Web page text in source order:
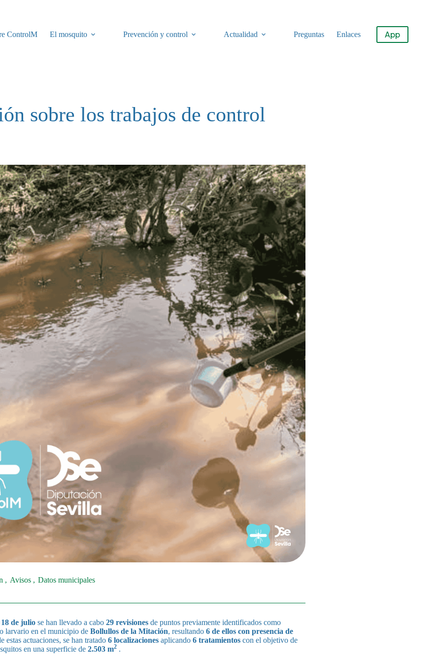
ControlM
El mosquito Prevención y control Actualidad Preguntas Enlaces App
sobre los trabajos de control
Avisos Datos municipales
de juliose han llevado a cabo 29 revisionesde puntos previamente identificados como
larvario en el municipio de Bollullos de la Mitación, resultando 6 de ellos con presencia de
estas actuaciones, se han tratado 6 localizacionesaplicando 6 tratamientoscon el objetivo de
en una superficie de 2.503 m2.